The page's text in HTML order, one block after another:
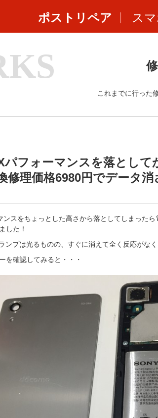
ポストリペア ス
これまでに行った
フォーマンスを落として
修理価格6980円でデータ
ンスをちょっとした高さから落としてしまった
した！
ンプは光るものの、すぐに消えて全く反応がなく
を確認してみると・・・